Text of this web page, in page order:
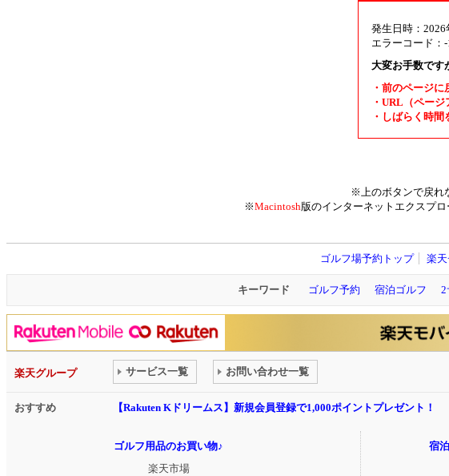
発生日時：2026
エラーコード：-
大変お手数です
・前のページに
・URL（ペー
・しばらく時間
※上のボタンで戻れ
※Macintosh版のインターネットエクスプ
ゴルフ場予約トップ 楽
キーワード ゴルフ予約 宿泊ゴルフ 2
楽天グループ サービス一覧 お問い合わせ一覧
おすすめ 【Rakuten Kドリームス】新規会員登録で1,000ポイントプレゼント！
ゴルフ用品のお買い物♪
楽天市場
宿